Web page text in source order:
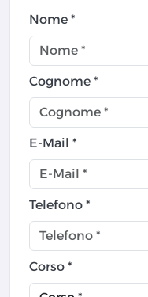
Nome *
Cognome *
E-Mail *
Telefono *
Corso *